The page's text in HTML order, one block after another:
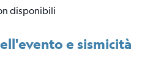
disponibili
e sismicità